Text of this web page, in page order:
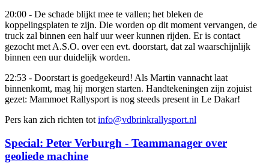
20:00 - De schade blijkt mee te vallen; het bleken de
koppelingsplaten te zijn. Die worden op dit moment vervangen, de
truck zal binnen een half uur weer kunnen rijden. Er is contact
gezocht met A.S.O. over een evt. doorstart, dat zal waarschijnlijk
binnen een uur duidelijk worden.
22:53 - Doorstart is goedgekeurd! Als Martin vannacht laat
binnenkomt, mag hij morgen starten. Handtekeningen zijn zojuist
gezet: Mammoet Rallysport is nog steeds present in Le Dakar!
Pers kan zich richten tot info@vdbrinkrallysport.nl
Special: Peter Verburgh - Teammanager over
geoliede machine